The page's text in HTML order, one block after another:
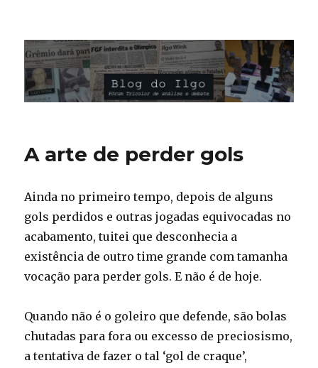
Blog do Ilgo Wink
A arte de perder gols
Ainda no primeiro tempo, depois de alguns
gols perdidos e outras jogadas equivocadas no
acabamento, tuitei que desconhecia a
existência de outro time grande com tamanha
vocação para perder gols. E não é de hoje.
Quando não é o goleiro que defende, são bolas
chutadas para fora ou excesso de preciosismo,
a tentativa de fazer o tal ‘gol de craque’,